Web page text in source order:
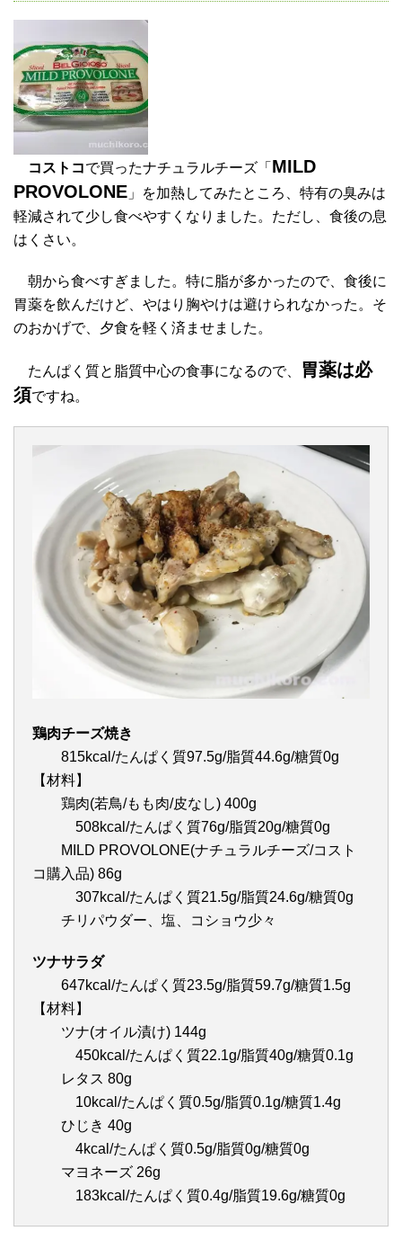
コストコで買ったナチュラルチーズ「 MILD
PROVOLONE 」を加熱してみたところ、特有の臭みは
軽減されて少し食べやすくなりました。ただし、食後の息
はくさい。
朝から食べすぎました。特に脂が多かったので、食後に
胃薬を飲んだけど、やはり胸やけは避けられなかった。そ
のおかげで、夕食を軽く済ませました。
たんぱく質と脂質中心の食事になるので、
胃薬は必
須ですね。
鶏肉チーズ焼き
815kcal/たんぱく質97.5g/脂質44.6g/糖質0g
【材料】
鶏肉(若鳥/もも肉/皮なし) 400g
508kcal/たんぱく質76g/脂質20g/糖質0g
MILD PROVOLONE(ナチュラルチーズ/コスト
コ購入品) 86g
307kcal/たんぱく質21.5g/脂質24.6g/糖質0g
チリパウダー、塩、コショウ少々
ツナサラダ
647kcal/たんぱく質23.5g/脂質59.7g/糖質1.5g
【材料】
ツナ(オイル漬け) 144g
450kcal/たんぱく質22.1g/脂質40g/糖質0.1g
レタス 80g
10kcal/たんぱく質0.5g/脂質0.1g/糖質1.4g
ひじき 40g
4kcal/たんぱく質0.5g/脂質0g/糖質0g
マヨネーズ 26g
183kcal/たんぱく質0.4g/脂質19.6g/糖質0g